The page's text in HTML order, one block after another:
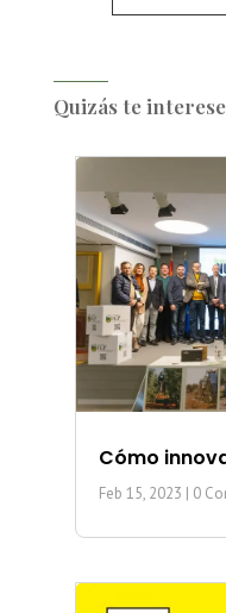
Quizás te
Cómo
Feb 15, 2023 | 0